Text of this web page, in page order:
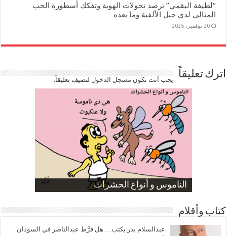
“لطيفة البقمي” ترصد تحولات الهوية وتفكك أسطورة الحب
المثالي لدى جيل الألفية وما بعده
20 نوفمبر، 2025
اترك تعليقاً يجب أنت تكون مسجل الدخوللتضيف تعليقاً.
الناموس و أنواع الحشرات
الموظفين بعد ارتفاع الأسعار
ارتفاع نسبة الطلاق في مصر
صورة كاركاتيرية
صورة كاركاتيرية
كتاب وأقلام
عبدالسلام بدر يكتب… هل فرَّط عبدالناصر في السودان